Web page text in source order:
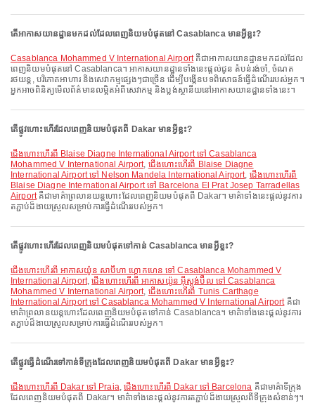
តើអាកាសយានដ្ឋានមកដល់ដែលពេញនិយមបំផុតនៅ Casablanca មានអ្វីខ្លះ?
Casablanca Mohammed V International Airportគឺជាអាកាសយានដ្ឋានមកដល់ដែល
ពេញនិយមបំផុតនៅ Casablanca។ អាកាសយានដ្ឋានទាំងនេះផ្តល់ជូន តំបន់រង់ចាំ, ចំណត
រថយន្ត, បរិភោគអាហារ និងសេវាកម្មផ្សេងៗជាច្រើន ដើម្បីបង្កើនបទពិសោធន៍ធ្វើដំណើររបស់អ្នក។
អ្នកអាចពិនិត្យមើលព័ត៌មានលម្អិតអំពីសេវាកម្ម និងប្លង់ស្ថានីយនៅអាកាសយានដ្ឋានទាំងនេះ។
តើផ្លូវហោះហើរដែលពេញនិយមបំផុតពី Dakar មានអ្វីខ្លះ?
ជើងហោះហើរពី Blaise Diagne International Airport ទៅ Casablanca
Mohammed V International Airport, ជើងហោះហើរពី Blaise Diagne
International Airport ទៅ Nelson Mandela International Airport, ជើងហោះហើរពី
Blaise Diagne International Airport ទៅ Barcelona El Prat Josep Tarradellas
Airportគឺជាមាគ៌ាព្រលានយន្តហោះដែលពេញនិយមបំផុតពី Dakar។ មាគ៌ាទាំងនេះផ្តល់នូវការ
តភ្ជាប់ដ៏ងាយស្រួលសម្រាប់ការធ្វើដំណើររបស់អ្នក។
តើផ្លូវហោះហើរដែលពេញនិយមបំផុតទៅកាន់ Casablanca មានអ្វីខ្លះ?
ជើងហោះហើរពី អាកាសយ៉ូន សាប៊ីហា ហ្គោកហេន ទៅ Casablanca Mohammed V
International Airport,ជើងហោះហើរពី អាកាសយ៉ូន អ៊ីស្តង់ប៊ឺល ទៅ Casablanca
Mohammed V International Airport, ជើងហោះហើរពី Tunis Carthage
International Airport ទៅ Casablanca Mohammed V International Airportគឺជា
មាគ៌ាព្រលានយន្តហោះដែលពេញនិយមបំផុតទៅកាន់ Casablanca។ មាគ៌ាទាំងនេះផ្តល់នូវការ
តភ្ជាប់ដ៏ងាយស្រួលសម្រាប់ការធ្វើដំណើររបស់អ្នក។
តើផ្លូវធ្វើដំណើរទៅកាន់ទីក្រុងដែលពេញនិយមបំផុតពី Dakar មានអ្វីខ្លះ?
ជើងហោះហើរពី Dakar ទៅ Praia,ជើងហោះហើរពី Dakar ទៅ Barcelona គឺជាមាគ៌ាទីក្រុង
ដែលពេញនិយមបំផុតពី Dakar។ មាគ៌ាទាំងនេះផ្តល់នូវការតភ្ជាប់ដ៏ងាយស្រួលពីទីក្រុងសំខាន់ៗ។